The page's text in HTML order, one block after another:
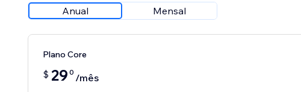
Anual Mensal
Plano Core
$ 29 0 /mês